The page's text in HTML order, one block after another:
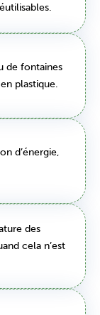
de fontaines
plastique.
d’énergie,
des
cela n’est